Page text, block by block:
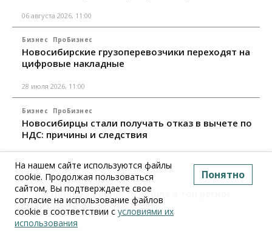
06 августа 2026, 11:00
Бизнес ПроБизнес
Новосибирские грузоперевозчики переходят на
цифровые накладные
28 июля 2026, 11:00
Бизнес ПроБизнес
Новосибирцы стали получать отказ в вычете по
НДС: причины и следствия
Бизнес ПроБизнес
Новосибирская область вошла в топ регионов по
смертности бизнеса
17 июля 2026, 12:00
На нашем сайте используются файлы
cookie. Продолжая пользоваться
сайтом, Вы подтверждаете свое
согласие на использование файлов
cookie в соответствии с условиями их
использования
Понятно